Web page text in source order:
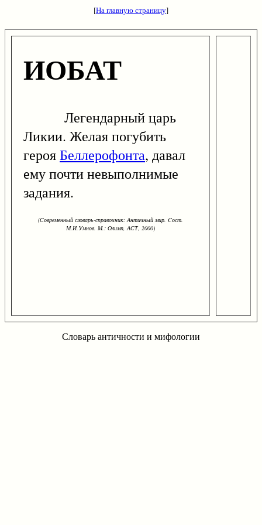
[На главную страницу]
ИОБАТ
Легендарный царь
Ликии. Желая погубить
герояБеллерофонта, давал
ему почти невыполнимые
задания.
(Современный словарь-справочник: Античный мир. Cост.
М.И.Умнов. М.: Олимп, АСТ, 2000)
Словарь античности и мифологии